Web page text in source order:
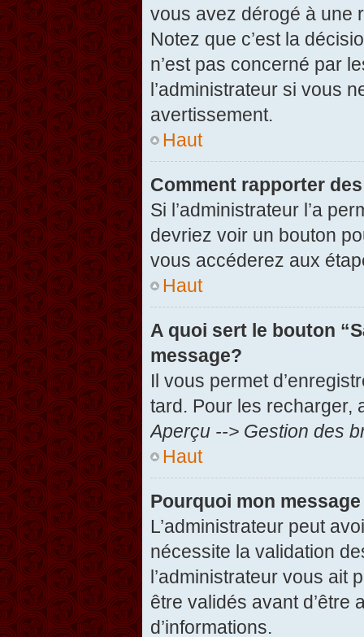
vous avez dérogé à une
Notez que c’est la
n’est pas concerné par
l’administrateur si vous
avertissement.
Haut
Comment rapporter
Si l’administrateur l’a
devriez voir un bouton
vous accéderez aux
Haut
A quoi sert le bouton
message?
Il vous permet
tard. Pour les recharger,
Aperçu --> Gestion des
Haut
Pourquoi mon
L’administrateur peut
nécessite la validation
l’administrateur vous ait
être validés avant d’être
d’informations.